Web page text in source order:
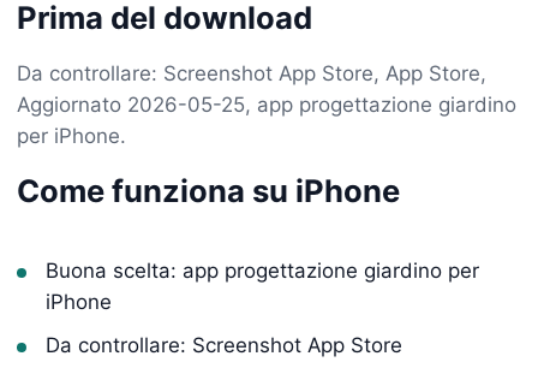
Prima del download
Da controllare: Screenshot App Store, App Store,
Aggiornato 2026-05-25, app progettazione giardino
per iPhone.
Come funziona su iPhone
Buona scelta: app progettazione giardino per
iPhone
Da controllare: Screenshot App Store